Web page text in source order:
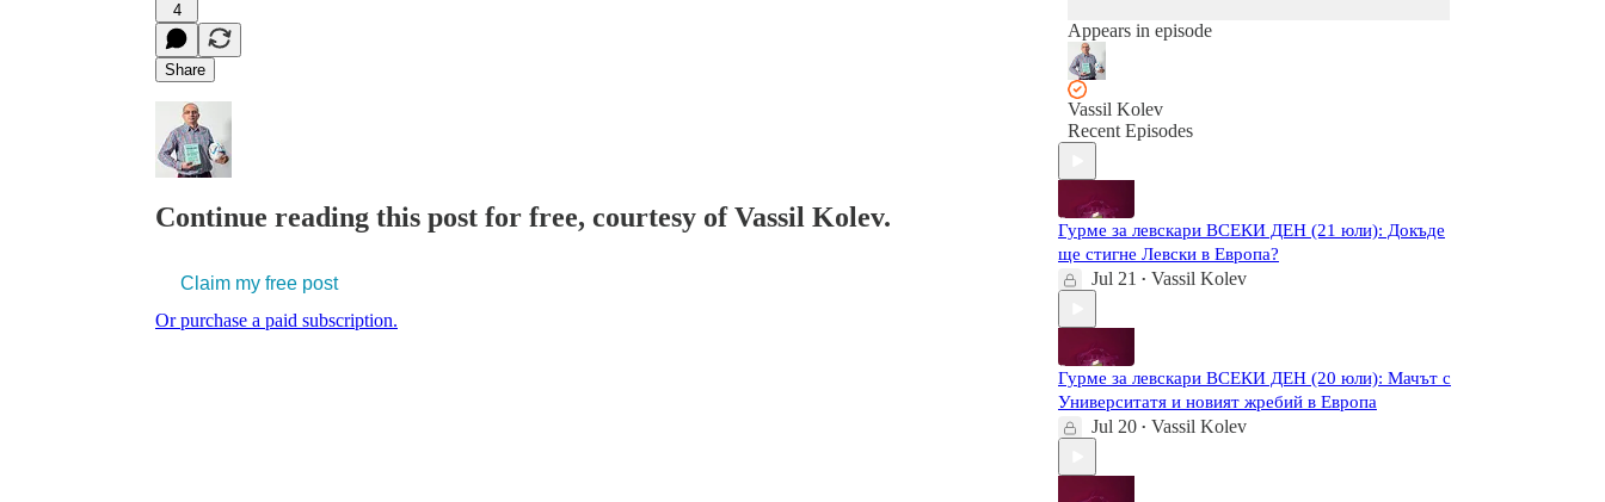
4
Share
Continue reading this post for free, courtesy of Vassil Kolev.
Claim my free post
Or purchase a paid subscription.
Appears in episode
Vassil Kolev
Recent Episodes
Гурме за левскари ВСЕКИ ДЕН (21 юли): Докъде
ще стигне Левски в Европа?
Jul 21 • Vassil Kolev
Гурме за левскари ВСЕКИ ДЕН (20 юли): Мачът с
Университатя и новият жребий в Европа
Jul 20 • Vassil Kolev